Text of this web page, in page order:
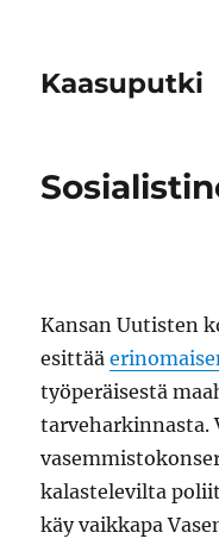
Kaasuputki
Kansan Uutisten
esittää
työperäisestä
tarveharkinnasta.
kalastelevilta
käy vaikkapa